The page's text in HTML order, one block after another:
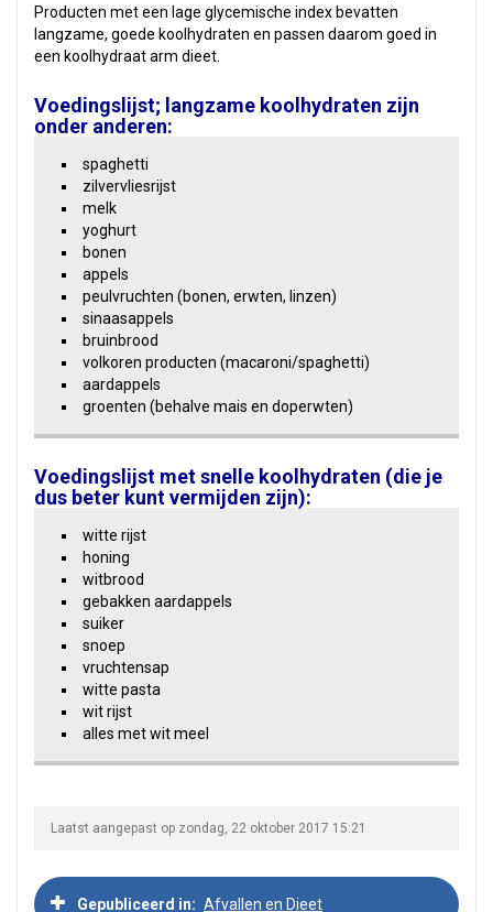
Producten met een lage glycemische index bevatten
langzame, goede koolhydraten en passen daarom goed in
een koolhydraat arm dieet.
Voedingslijst; langzame koolhydraten zijn
onder anderen:
spaghetti
zilvervliesrijst
melk
yoghurt
bonen
appels
peulvruchten (bonen, erwten, linzen)
sinaasappels
bruinbrood
volkoren producten (macaroni/spaghetti)
aardappels
groenten (behalve mais en doperwten)
Voedingslijst met snelle koolhydraten (die je
dus beter kunt vermijden zijn):
witte rijst
honing
witbrood
gebakken aardappels
suiker
snoep
vruchtensap
witte pasta
wit rijst
alles met wit meel
Laatst aangepast op zondag, 22 oktober 2017 15:21
Gepubliceerd in Afvallen en Dieet